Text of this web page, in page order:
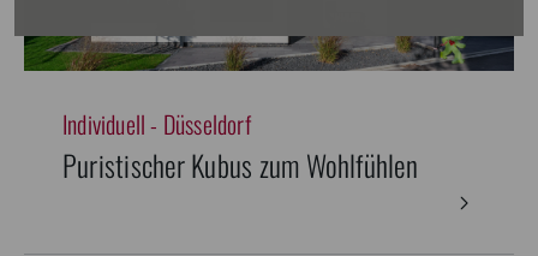
Individuell - Düsseldorf
Puristischer Kubus zum Wohlfühlen